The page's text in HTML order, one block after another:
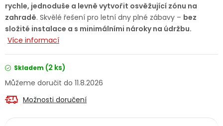
Servis nářadí Hodnocení obchodu
rychle, jednoduše a levně vytvořit osvěžující zónu na
zahradě. Skvělé řešení pro letní dny plné zábavy – bez
složité instalace a s minimálními nároky na údržbu.
Více informací
Skladem (2 ks)
11.8.2026
Možnosti doručení